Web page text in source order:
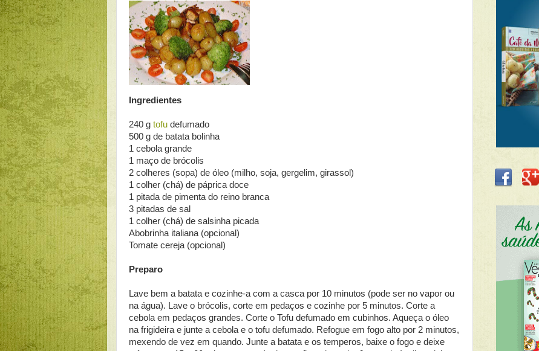
Ingredientes
240 g tofu defumado
500 g de batata bolinha
1 cebola grande
1 maço de brócolis
2 colheres (sopa) de óleo (milho, soja, gergelim, girassol)
1 colher (chá) de páprica doce
1 pitada de pimenta do reino branca
3 pitadas de sal
1 colher (chá) de salsinha picada
Abobrinha italiana (opcional)
Tomate cereja (opcional)
Preparo
Lave bem a batata e cozinhe-a com a casca por 10 minutos (pode ser no vapor ou
na água). Lave o brócolis, corte em pedaços e cozinhe por 5 minutos. Corte a
cebola em pedaços grandes. Corte o Tofu defumado em cubinhos. Aqueça o óleo
na frigideira e junte a cebola e o tofu defumado. Refogue em fogo alto por 2 minutos,
mexendo de vez em quando. Junte a batata e os temperos, baixe o fogo e deixe